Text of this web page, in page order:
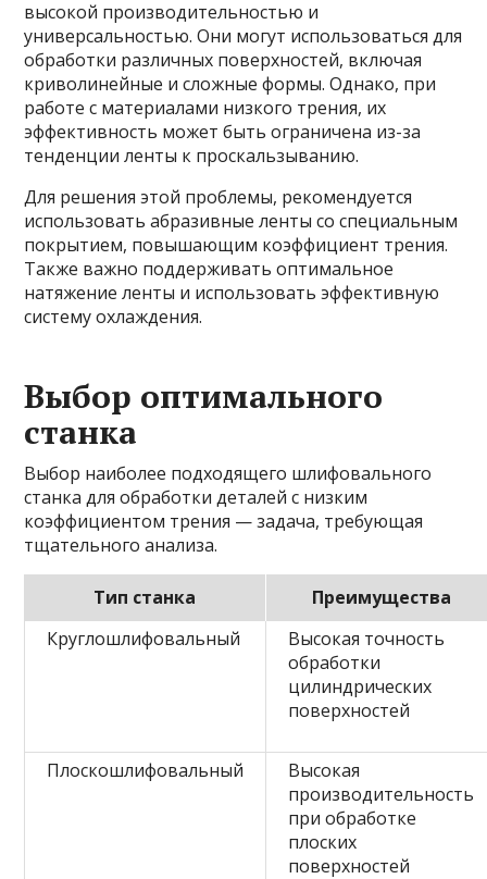
высокой производительностью и
универсальностью. Они могут использоваться для
обработки различных поверхностей, включая
криволинейные и сложные формы. Однако, при
работе с материалами низкого трения, их
эффективность может быть ограничена из-за
тенденции ленты к проскальзыванию.
Для решения этой проблемы, рекомендуется
использовать абразивные ленты со специальным
покрытием, повышающим коэффициент трения.
Также важно поддерживать оптимальное
натяжение ленты и использовать эффективную
систему охлаждения.
Выбор оптимального
станка
Выбор наиболее подходящего шлифовального
станка для обработки деталей с низким
коэффициентом трения — задача, требующая
тщательного анализа.
Тип станка
Преимущества
Круглошлифовальный
Высокая точность
обработки
цилиндрических
поверхностей
Плоскошлифовальный
Высокая
производительность
при обработке
плоских
поверхностей